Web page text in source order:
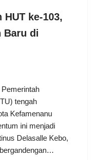
ke-103,
Baru di
tengah
Kefamenanu
ini menjadi
Delasalle Kebo,